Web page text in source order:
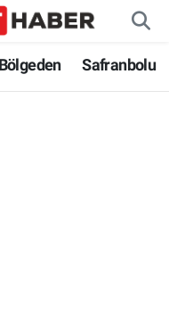
Bölgeden Safranbolu